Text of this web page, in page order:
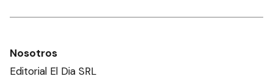
Nosotros
Editorial El Dia SRL